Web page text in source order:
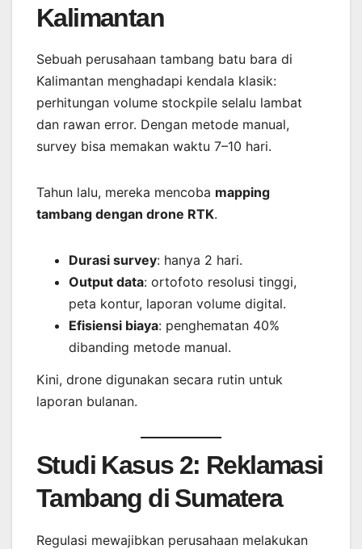
Kalimantan
Sebuah perusahaan tambang batu bara di
Kalimantan menghadapi kendala klasik:
perhitungan volume stockpile selalu lambat
dan rawan error. Dengan metode manual,
survey bisa memakan waktu 7–10 hari.
Tahun lalu, mereka mencoba mapping
tambang dengan drone RTK.
Durasi survey: hanya 2 hari.
Output data: ortofoto resolusi tinggi,
peta kontur, laporan volume digital.
Efisiensi biaya: penghematan 40%
dibanding metode manual.
Kini, drone digunakan secara rutin untuk
laporan bulanan.
Studi Kasus 2: Reklamasi
Tambang di Sumatera
Regulasi mewajibkan perusahaan melakukan